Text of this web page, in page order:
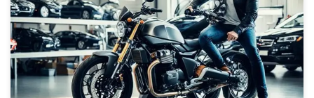
Proteja sua moto com o melhor seguro de moto. Cotações online
rápidas e coberturas personalizadas para todas as necessidades e
tipos de motos.